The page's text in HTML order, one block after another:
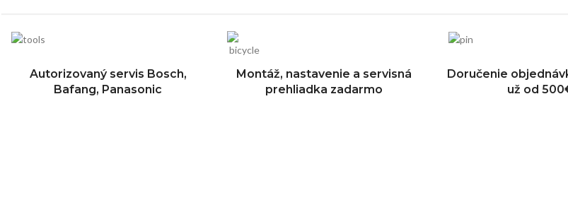
Autorizovaný servis Bosch,
Bafang, Panasonic
Montáž, nastavenie a servisná
prehliadka zadarmo
Doručenie
už od